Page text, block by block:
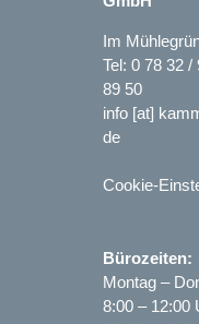
Im
Tel: 0 78 32 /
89 50
info [at]
de
Cookie-
Bürozeiten:
Montag –
8:00 – 12:00